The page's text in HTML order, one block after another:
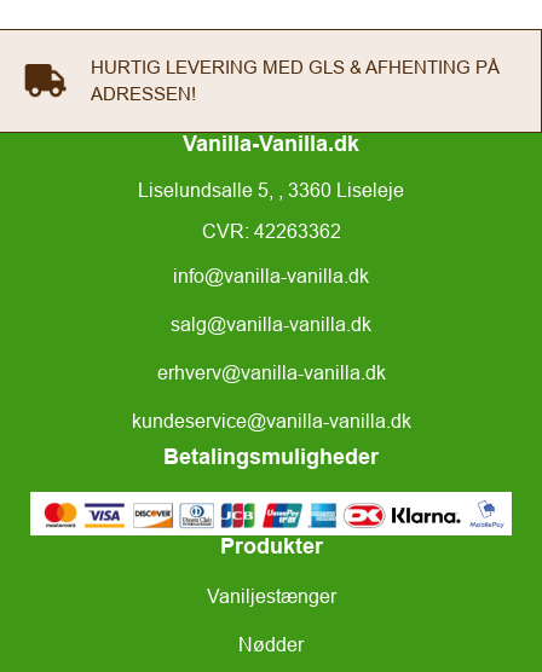
HURTIG LEVERING MED GLS & AFHENTING PÅ
ADRESSEN!
Vanilla-Vanilla.dk
Liselundsalle 5, , 3360 Liseleje
CVR: 42263362
info@vanilla-vanilla.dk
salg@vanilla-vanilla.dk
erhverv@vanilla-vanilla.dk
kundeservice@vanilla-vanilla.dk
Betalingsmuligheder
Produkter
Vaniljestænger
Nødder